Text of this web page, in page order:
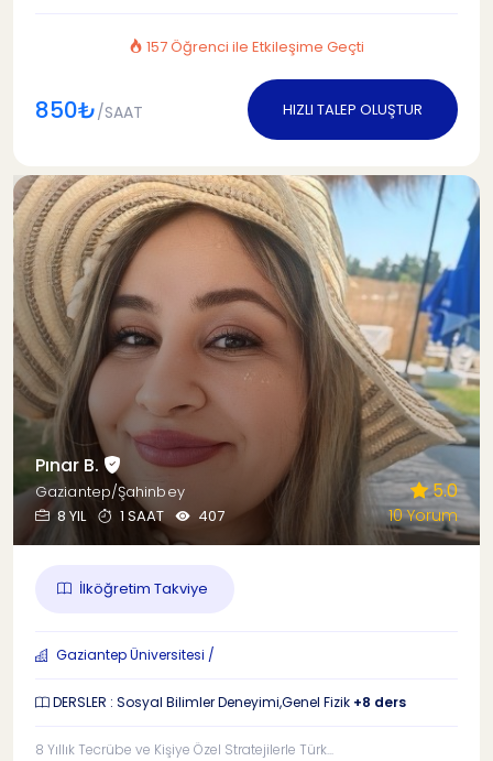
157 Öğrenci ile Etkileşime Geçti
850₺/SAAT HIZLI TALEP OLUŞTUR
Pınar B.
Gaziantep/Şahinbey
8 YIL
1 SAAT 407
5.0
10 Yorum
İlköğretim Takviye
Gaziantep Üniversitesi /
DERSLER : Sosyal Bilimler Deneyimi,Genel Fizik +8 ders
8 Yıllık Tecrübe ve Kişiye Özel Stratejilerle Türk...